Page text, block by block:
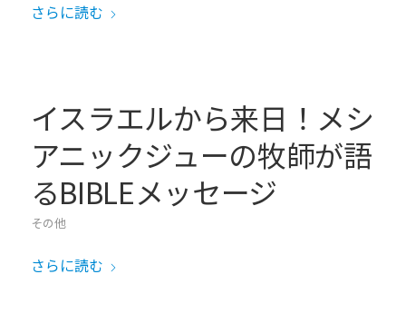
さらに読む
イスラエルから来日！メシ
アニックジューの牧師が語
るBIBLEメッセージ
その他
さらに読む